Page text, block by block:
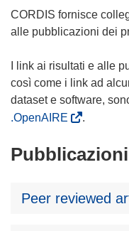
CORDIS fornisce
alle pubblicazioni dei
I link ai risultati e alle
così come i link ad
dataset e software,
.OpenAIRE
.
Pubblicazioni
Peer reviewed